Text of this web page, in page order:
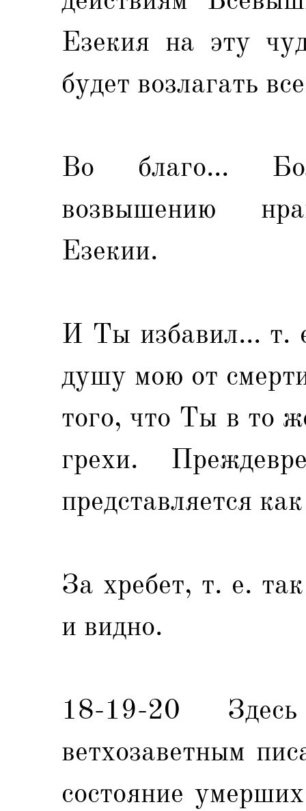
Езекия на эту
будет возлагать
Вo благо...
возвышению
Езекии.
И Ты избавил... т.
душу мою от
того, что Ты в то
грехи.
представляется
За хребет, т. е.
и видно.
18-19-20
ветхозаветным
состояние